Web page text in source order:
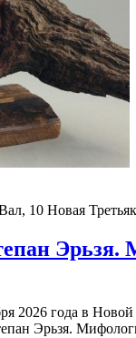
10 Новая
Эрьзя.
2026 года в Новой
Эрьзя.